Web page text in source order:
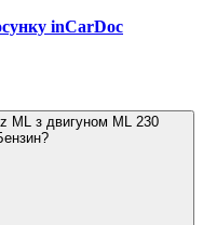
inCarDoc
ML з двигуном ML 230